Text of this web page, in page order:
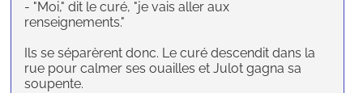
- "Moi," dit le curé, "je vais aller aux
renseignements."
Ils se séparèrent donc. Le curé descendit dans la
rue pour calmer ses ouailles et Julot gagna sa
soupente.